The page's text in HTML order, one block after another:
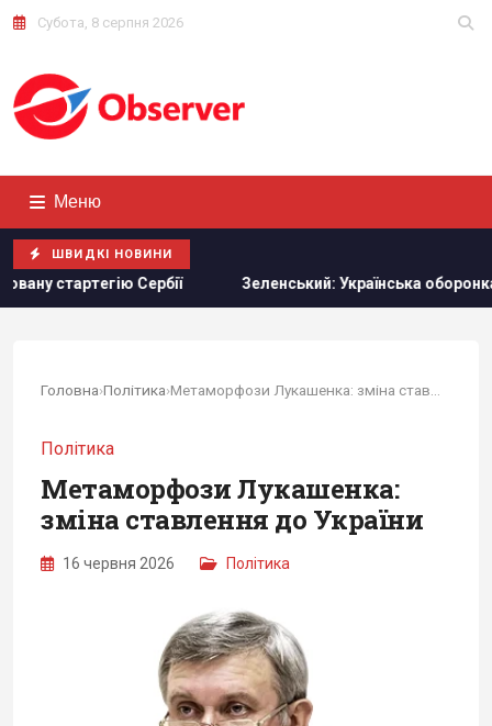
Субота, 8 серпня 2026
Меню
ШВИДКІ НОВИНИ
Зеленський: Українська оборонка може збільшити
Головна›Політика›
Політика
Метаморфози Лукашенка:
зміна ставлення до України
16 червня 2026 Політика